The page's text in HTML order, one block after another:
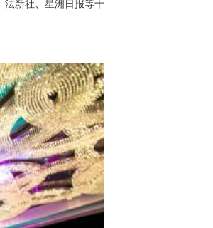
法新社、星洲日报等十